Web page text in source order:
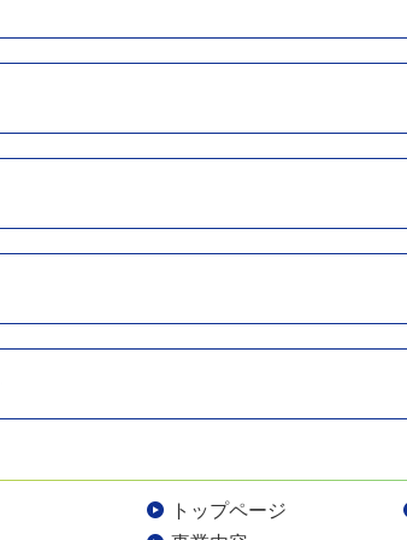
トップページ